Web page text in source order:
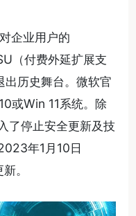
企业用户的
（付费外延扩展支
历史舞台。微软官
或Win 11系统。除
了停止安全更新及技
年1月10日
。